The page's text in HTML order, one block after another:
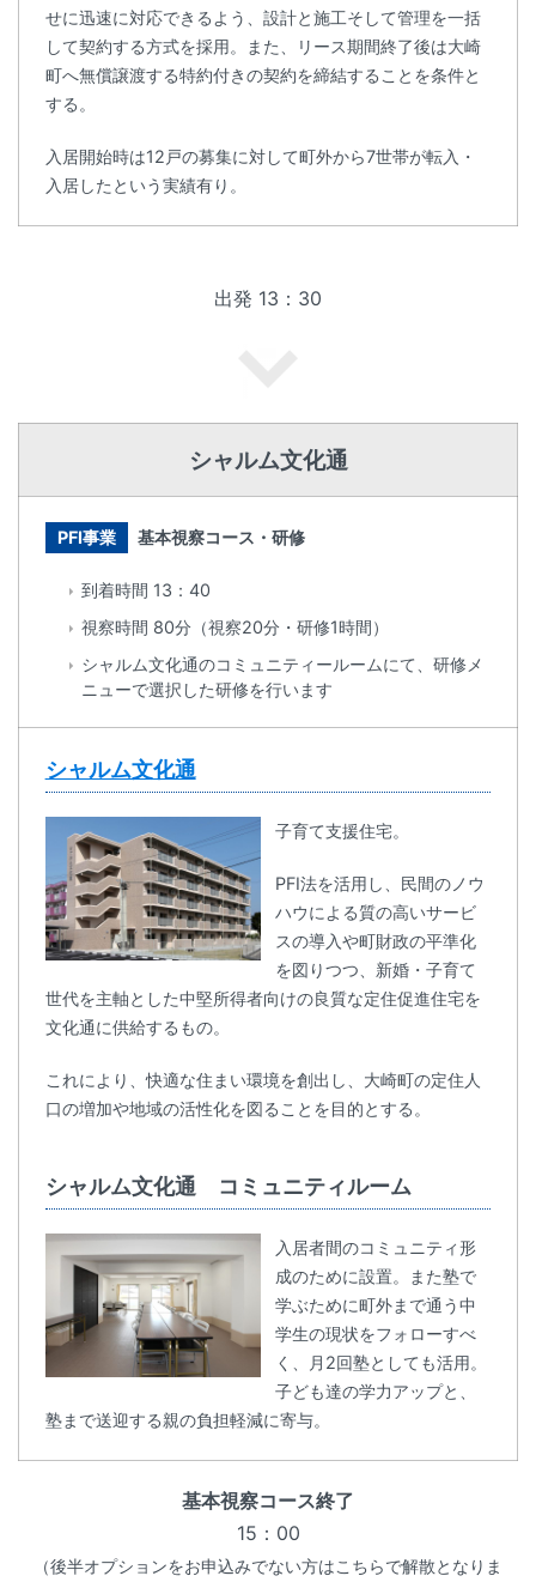
せに迅速に対応できるよう、設計と施工そして管理を一括
して契約する方式を採用。また、リース期間終了後は大崎
町へ無償譲渡する特約付きの契約を締結することを条件と
する。
入居開始時は12戸の募集に対して町外から7世帯が転入・
入居したという実績有り。
出発 13：30
シャルム文化通
PFI事業 基本視察コース・研修
到着時間 13：40
視察時間 80分（視察20分・研修1時間）
シャルム文化通のコミュニティールームにて、研修メ
ニューで選択した研修を行います
シャルム文化通
子育て支援住宅。
PFI法を活用し、民間のノウ
ハウによる質の高いサービ
スの導入や町財政の平準化
を図りつつ、新婚・子育て
世代を主軸とした中堅所得者向けの良質な定住促進住宅を
文化通に供給するもの。
これにより、快適な住まい環境を創出し、大崎町の定住人
口の増加や地域の活性化を図ることを目的とする。
シャルム文化通 コミュニティルーム
入居者間のコミュニティ形
成のために設置。また塾で
学ぶために町外まで通う中
学生の現状をフォローすべ
く、月2回塾としても活用。
子ども達の学力アップと、
塾まで送迎する親の負担軽減に寄与。
基本視察コース終了
15：00
（後半オプションをお申込みでない方はこちらで解散となりま